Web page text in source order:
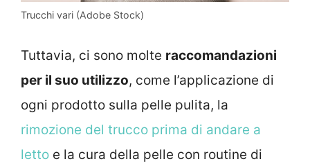
Trucchi vari (Adobe Stock)
Tuttavia, ci sono molte raccomandazioni
per il suo utilizzo, come l’applicazione di
ogni prodotto sulla pelle pulita, la
rimozione del trucco prima di andare a
letto e la cura della pelle con routine di